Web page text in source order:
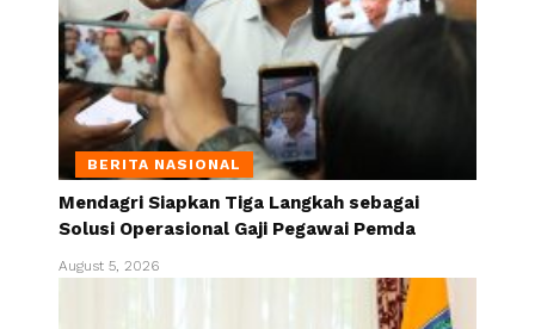
BERITA NASIONAL
Mendagri Siapkan Tiga Langkah sebagai
Solusi Operasional Gaji Pegawai Pemda
August 5, 2026